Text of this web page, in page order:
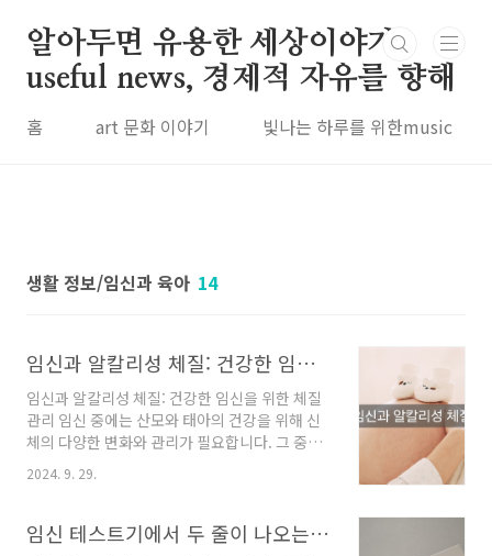
알아두면 유용한 세상이야기
useful news, 경제적 자유를 향해
홈 art 문화 이야기 빛나는 하루를 위한music
생활 정보/임신과 육아 14
임신과 알칼리성 체질: 건강한 임신을 위한 체질 관리
임신과 알칼리성 체질: 건강한 임신을 위한 체질
관리 임신 중에는 산모와 태아의 건강을 위해 신
체의 다양한 변화와 관리가 필요합니다. 그 중에
서도 식습관, 체질 관리, 적절한 영양 섭취는 매우
중요한 요소입니다. 특히 최근에는 "알칼리성 체
있습니다. 알칼리성 체질은 건강과 관련해 긍정
2024. 9. 29.
임신 테스트기에서 두 줄이 나오는 시기와 정확한 사용법, 흐린 두줄